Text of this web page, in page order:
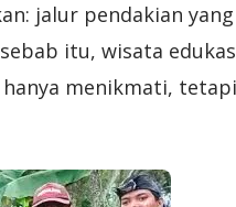
jalur pendakian yang
itu, wisata
menikmati, tetapi